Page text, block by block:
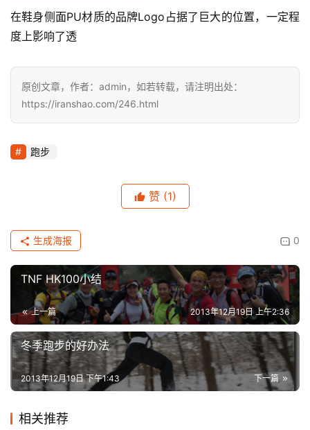
集
在鞋身侧面PU材质的品牌Logo占据了巨大的位置，一定程
度上影响了透
原创文章，作者：admin，如若转载，请注明出处：
https://iranshao.com/246.html
跑步
赞 (1)
0
生成海报
TNF HK100小结
上一篇 2013年12月19日 上午2:36
冬季跑步的好办法
下一篇
2013年12月19日 下午1:43
相关推荐